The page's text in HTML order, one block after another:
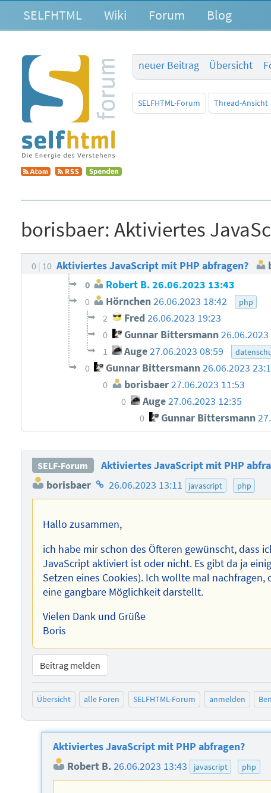
SELFHTML Wiki Forum Blog
neuer Beitrag
Übersicht
SELFHTML-Forum Thread-Ansicht
borisbaer: Aktiviertes
0 10 Aktiviertes JavaScript mit PHP abfragen?
0 Robert B.26.06.2023 13:43
0 Hörnchen26.06.2023 18:42 php
2 Fred 26.06.2023 19:23
0 Gunnar Bittersmann26.06.2023
1 Auge27.06.2023 08:59
0 Gunnar Bittersmann26.06.2023
0 borisbaer27.06.2023 11:53
0 Auge27.06.2023 12:35
0 Gunnar Bittersmann
SELF-Forum
Aktiviertes JavaScript mit PHP
borisbaer Homepage
des
26.06.2023 13:11 javascript php
Hallo zusammen,
ich habe mir schon des Öfteren gewünscht, dass
JavaScript aktiviert ist oder nicht. Es gibt da ja
Setzen eines Cookies). Ich wollte mal
eine gangbare Möglichkeit darstellt.
Vielen Dank und Grüße
Boris
Beitrag melden
Übersicht alle Foren SELFHTML-Forum anmelden
Aktiviertes JavaScript mit PHP abfragen?
Robert B.26.06.2023 13:43 javascript php